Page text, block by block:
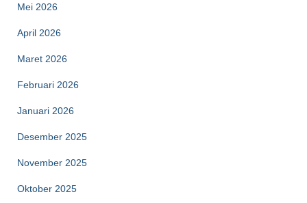
Mei 2026
April 2026
Maret 2026
Februari 2026
Januari 2026
Desember 2025
November 2025
Oktober 2025